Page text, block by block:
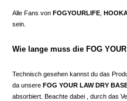
Alle Fans von FOGYOURLIFE
sein.
Wie lange muss die FOG
Technisch gesehen kannst du das
da unsere FOG YOUR LAW DRY
absorbiert. Beachte dabei , durch das